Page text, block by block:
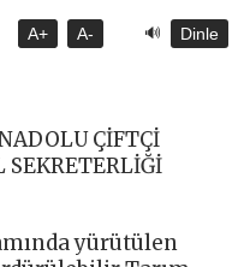
A+ A- 🔊 Dinle
ÇİFTÇİ
SEKRETERLİĞİ
yürütülen